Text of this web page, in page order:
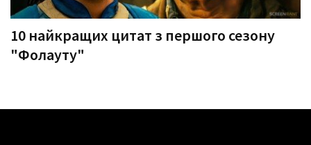
10 найкращих цитат з першого сезону
"Фолауту"